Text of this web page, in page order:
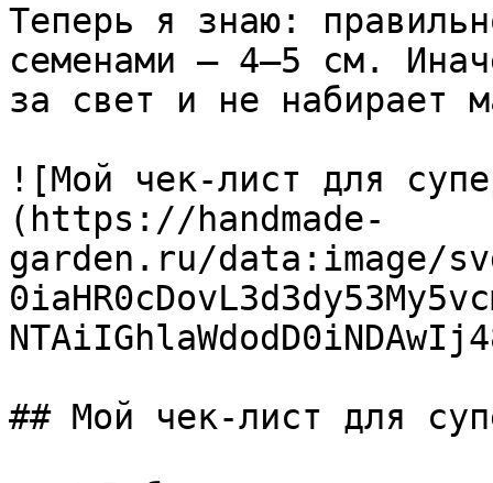
Теперь я знаю:
семенами — 4–5 см.
за свет и не набирает
![Мой чек-лист для
(https://handmade-
garden.ru/data:image/
## Мой чек-лист для